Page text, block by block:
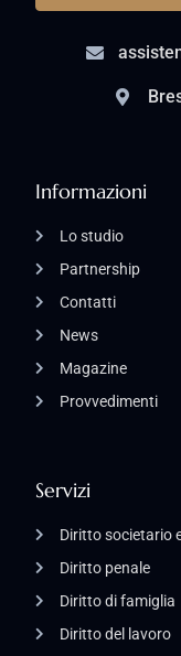
Servizi
Diritto societario
Diritto penale
Diritto di famiglia
Diritto del lavoro
Informazioni
Lo studio
Partnership
Contatti
News
Magazine
Provvedimenti